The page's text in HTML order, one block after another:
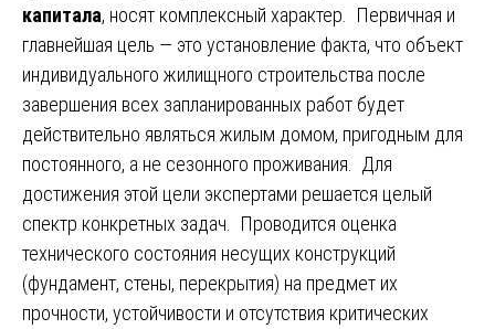
капитала, носят комплексный характер. Первичная и
главнейшая цель — это установление факта, что объект
индивидуального жилищного строительства после
завершения всех запланированных работ будет
действительно являться жилым домом, пригодным для
постоянного, а не сезонного проживания. Для
достижения этой цели экспертами решается целый
спектр конкретных задач. Проводится оценка
технического состояния несущих конструкций
(фундамент, стены, перекрытия) на предмет их
прочности, устойчивости и отсутствия критических